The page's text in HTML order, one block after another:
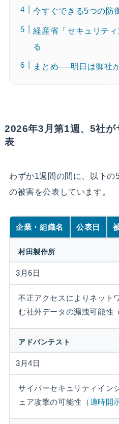
今すぐできる5つの防
経産省「セキュリテ
る
まとめ──明日は御社
2026年3月第1週、5社が
表
わずか1週間の間に、以下
の被害を公表しています。
企業・組織名 公表日
村田製作所
3月6日
不正アクセスによりネット
む社外データの漏洩可能性
アドバンテスト
3月4日
サイバーセキュリティイン
ェア攻撃の可能性（適時開